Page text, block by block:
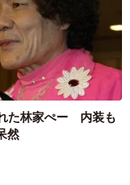
た林家ぺー 内装も
然